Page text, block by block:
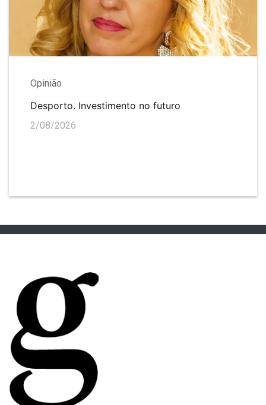
Opinião
Desporto. Investimento no futuro
2/08/2026